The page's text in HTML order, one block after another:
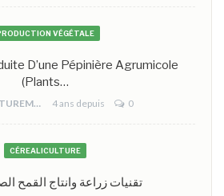
VÉGÉTALE
D’une Pépinière Agrumicole
(plants…
AGRICULTUREMONO 4 ans depuis 0
CÉREALICULTURE
تقنيات زراعة وانتاج القمح